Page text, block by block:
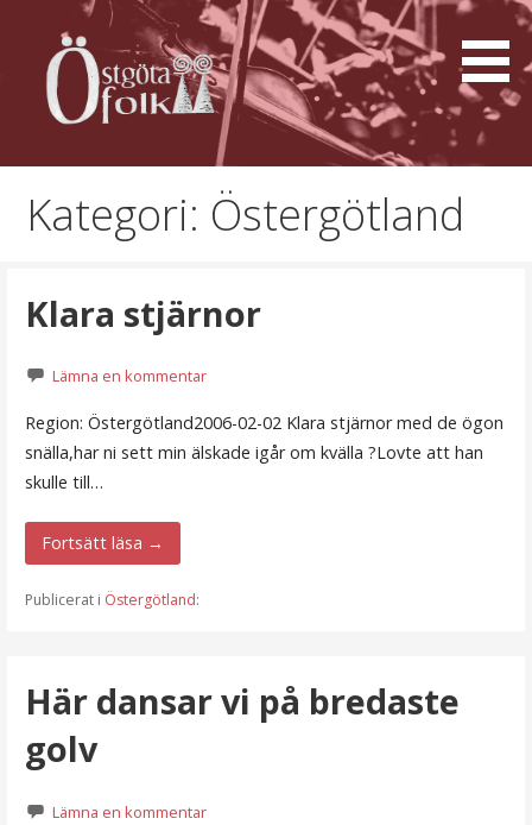
innehåll
Östgötafolk
Kategori: Östergötland
Klara stjärnor
Lämna en kommentar
Region: Östergötland2006-02-02 Klara stjärnor med de ögon
snälla,har ni sett min älskade igår om kvälla ?Lovte att han
skulle till…
Fortsätt läsa →
Publicerat i Östergötland:
Här dansar vi på bredaste
golv
Lämna en kommentar